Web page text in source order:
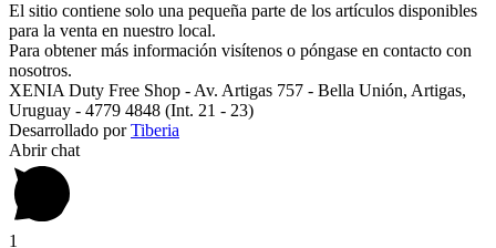
El sitio contiene solo una pequeña parte de los artículos disponibles
para la venta en nuestro local.
Para obtener más información visítenos o póngase en contacto con
nosotros.
XENIA Duty Free Shop - Av. Artigas 757 - Bella Unión, Artigas,
Uruguay - 4779 4848 (Int. 21 - 23)
Desarrollado porTiberia
Abrir chat
1